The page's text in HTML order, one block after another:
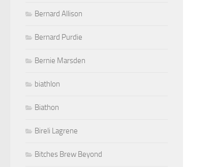
Bernard Allison
Bernard Purdie
Bernie Marsden
biathlon
Biathon
Bireli Lagrene
Bitches Brew Beyond